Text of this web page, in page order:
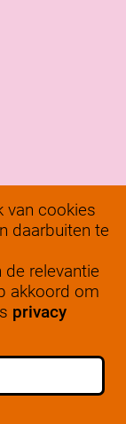
van cookies
daarbuiten te
relevantie
akkoord om
privacy